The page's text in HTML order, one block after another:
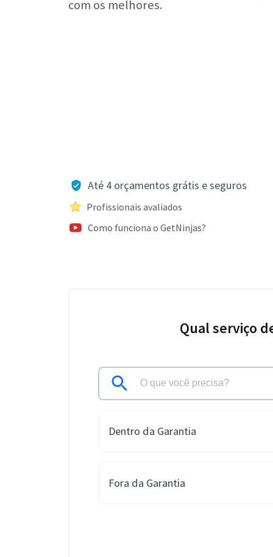
com os melhores.
Até 4 orçamentos grátis e seguros
Profissionais avaliados
Como funciona o GetNinjas?
Qual serviço
Dentro da Garantia
Fora da Garantia